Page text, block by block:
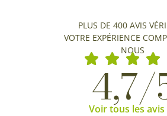
PLUS DE 400 AVIS
VOTRE EXPÉRIENCE
NOUS
4,7/
Voir tous les